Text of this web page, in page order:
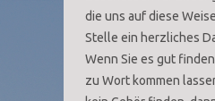
die uns auf diese
Stelle ein herzliches
Wenn Sie es gut
zu Wort kommen